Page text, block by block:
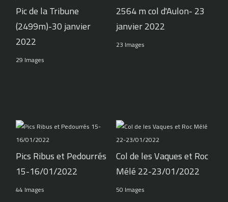
Pic de la Tribune
(2499m)-30 janvier
2022
29 Images
2564 m col d'Aulon- 23
janvier 2022
23 Images
Pics Ribus et Pedourrés
15-16/01/2022
44 Images
Col de les Vaques et Roc
Mélé 22-23/01/2022
50 Images